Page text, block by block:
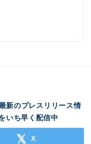
新のプレスリリース情
いち早く配信中
X